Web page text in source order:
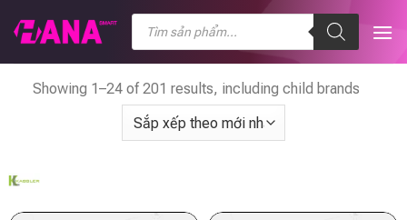
đến
Tìm
kiếm
phẩm
Showing 1–24 of 201 results, including child brands